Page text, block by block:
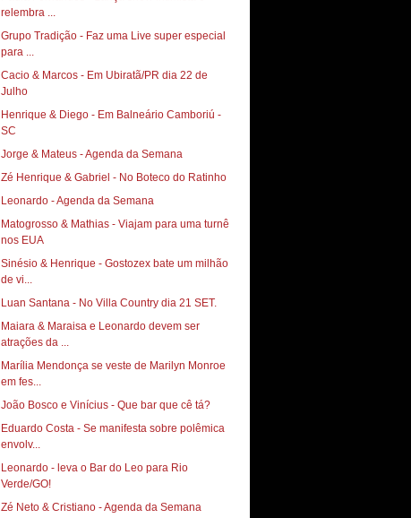
relembra ...
Grupo Tradição - Faz uma Live super especial
para ...
Cacio & Marcos - Em Ubiratã/PR dia 22 de
Julho
Henrique & Diego - Em Balneário Camboriú -
SC
Jorge & Mateus - Agenda da Semana
Zé Henrique & Gabriel - No Boteco do Ratinho
Leonardo - Agenda da Semana
Matogrosso & Mathias - Viajam para uma turnê
nos EUA
Sinésio & Henrique - Gostozex bate um milhão
de vi...
Luan Santana - No Villa Country dia 21 SET.
Maiara & Maraisa e Leonardo devem ser
atrações da ...
Marília Mendonça se veste de Marilyn Monroe
em fes...
João Bosco e Vinícius - Que bar que cê tá?
Eduardo Costa - Se manifesta sobre polêmica
envolv...
Leonardo - leva o Bar do Leo para Rio
Verde/GO!
Zé Neto & Cristiano - Agenda da Semana